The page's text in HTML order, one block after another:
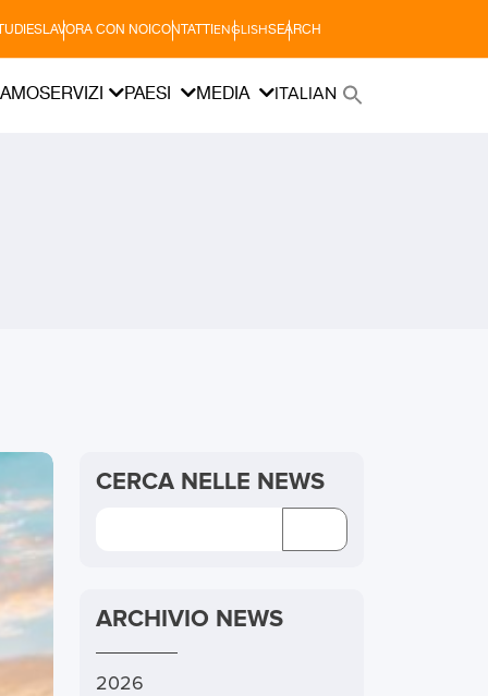
LAVORA CON NOICONTATTIENGLISHSEARCH
SERVIZI PAESI MEDIA ITALIAN
CERCA NELLE NEWS
ARCHIVIO NEWS
2026